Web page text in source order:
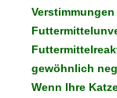
gewöhnlich
Wenn Ihre